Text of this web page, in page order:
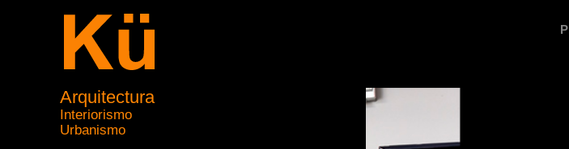
Arquitectura
Interiorismo
Urbanismo